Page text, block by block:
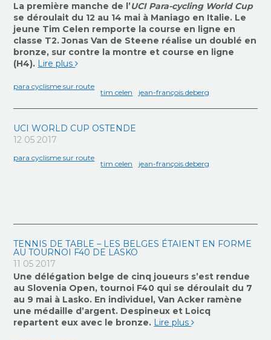
La première manche de l’UCI Para-cycling World Cup
se déroulait du 12 au 14 mai à Maniago en Italie. Le
jeune Tim Celen remporte la course en ligne en
classe T2. Jonas Van de Steene réalise un doublé en
bronze, sur contre la montre et course en ligne
(H4). Lire plus
para cyclisme sur route
tim celen jean-françois deberg
UCI WORLD CUP OSTENDE
12 05 2017
para cyclisme sur route
tim celen jean-françois deberg
TENNIS DE TABLE – LES BELGES ÉTAIENT EN FORME
AU TOURNOI F40 DE LASKO
11 05 2017
Une délégation belge de cinq joueurs s’est rendue
au Slovenia Open, tournoi F40 qui se déroulait du 7
au 9 mai à Lasko. En individuel, Van Acker ramène
une médaille d’argent. Despineux et Loicq
repartent eux avec le bronze. Lire plus